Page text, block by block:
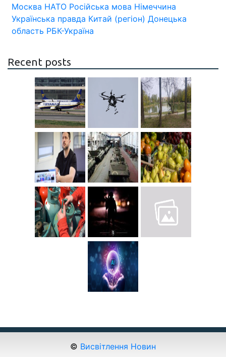
Москва НАТО Російська мова Німеччина
Українська правда Китай (регіон) Донецька
область РБК-Україна
Recent posts
© Висвітлення Новин